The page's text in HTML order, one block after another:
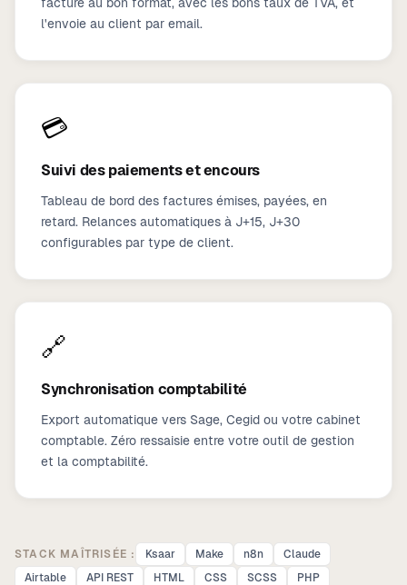
l'envoie au client par email.
💳
Suivi des paiements et encours
Tableau de bord des factures émises, payées, en
retard. Relances automatiques à J+15, J+30
configurables par type de client.
🔗
Synchronisation comptabilité
Export automatique vers Sage, Cegid ou votre cabinet
comptable. Zéro ressaisie entre votre outil de gestion
et la comptabilité.
STACK MAÎTRISÉE : Ksaar Make n8n
Claude
Airtable
API REST HTML CSS SCSS
PHP